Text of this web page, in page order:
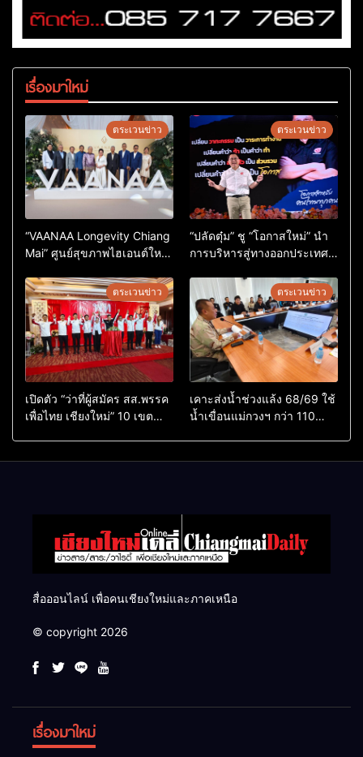
เรื่องมาใหม่
ตระเวนข่าว
“VAANAA Longevity Chiang
Mai” ศูนย์สุขภาพไฮเอนต์ใหญ่
ตระเวนข่าว
“ปลัดตุ๋ม” ชู “โอกาสใหม่” นำ
การบริหารสู่ทางออกประเทศ
ตระเวนข่าว
เปิดตัว “ว่าที่ผู้สมัคร สส.พรรค
เพื่อไทย เชียงใหม่” 10 เขต
ตระเวนข่าว
เคาะส่งน้ำช่วงแล้ง 68/69 ใช้
น้ำเขื่อนแม่กวงฯ กว่า 110
สื่อออนไลน์ เพื่อคนเชียงใหม่และภาคเหนือ
© copyright 2026
เรื่องมาใหม่